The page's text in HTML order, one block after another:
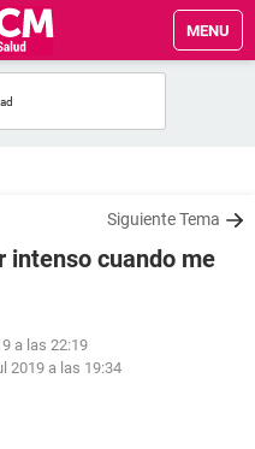
MENU
Siguiente Tema
intenso cuando me
a las 22:19
2019 a las 19:34